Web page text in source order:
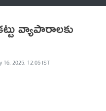
వ్యాపారాలకు
16, 2025, 12:05 IST